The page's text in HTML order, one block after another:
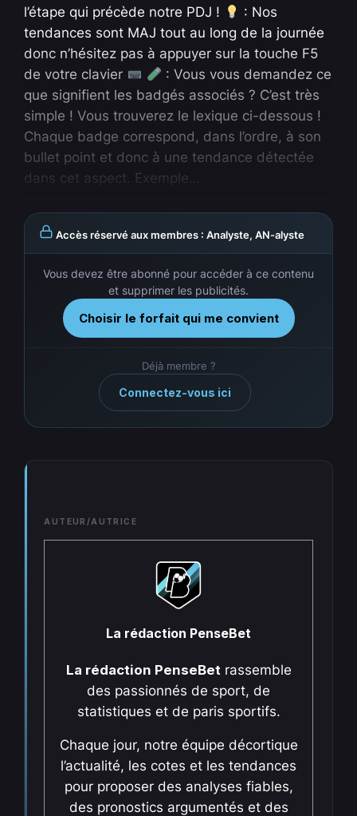
l’étape qui précède notre PDJ !
: Nos
tendances sont MAJ tout au long de la journée
donc n’hésitez pas à appuyer sur la touche F5
de votre clavier
: Vous vous demandez ce
que signifient les badgés associés ? C’est très
simple ! Vous trouverez le lexique ci-dessous !
Chaque badge correspond, dans l’ordre, à son
bullet point et donc à une tendance détectée
dans cet aspect. Exemple…
Accès réservé aux membres : Analyste, AN-alyste
Vous devez être abonné pour accéder à ce contenu
et supprimer les publicités.
Choisir le forfait qui me convient
Déjà membre ?
Connectez-vous ici
AUTEUR/AUTRICE
La rédaction PenseBet
La rédaction PenseBet rassemble
des passionnés de sport, de
statistiques et de paris sportifs.
Chaque jour, notre équipe décortique
l’actualité, les cotes et les tendances
pour proposer des analyses fiables,
des pronostics argumentés et des